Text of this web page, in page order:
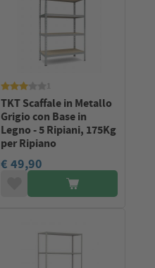
TKT Scaffale in Metallo
Grigio con Base in
Legno - 5 Ripiani, 175Kg
per Ripiano
€ 49,90